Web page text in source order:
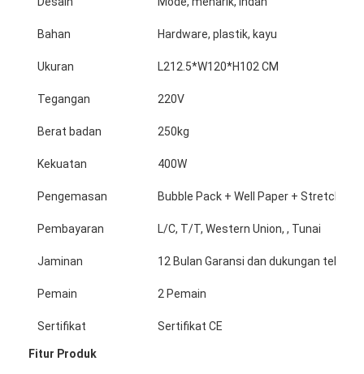
Bahan Hardware, plastik, kayu
Ukuran L212.5*W120*H102 CM
Tegangan 220V
Berat badan 250kg
Kekuatan 400W
Pengemasan Bubble Pack + Well Paper + Stretch
Pembayaran L/C, T/T, Western Union, , Tunai
Jaminan 12 Bulan Garansi dan dukungan
Pemain 2 Pemain
Sertifikat Sertifikat CE
Fitur Produk